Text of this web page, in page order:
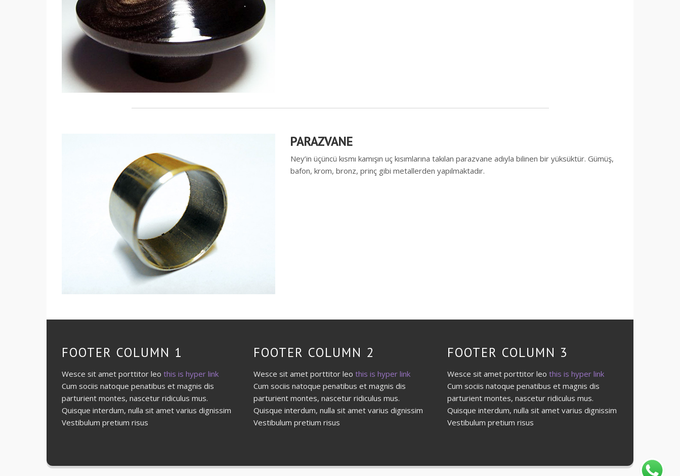
PARAZVANE
Ney’in üçüncü kısmı kamışın uç kısımlarına takılan parazvane adıyla bilinen bir yüksüktür. Gümüş,
bafon, krom, bronz, prinç gibi metallerden yapılmaktadır.
FOOTER COLUMN 1
Wesce sit amet porttitor leo this is hyper link
Cum sociis natoque penatibus et magnis dis
parturient montes, nascetur ridiculus mus.
Quisque interdum, nulla sit amet varius dignissim
Vestibulum pretium risus
FOOTER COLUMN 2
Wesce sit amet porttitor leothis is hyper link
Cum sociis natoque penatibus et magnis dis
parturient montes, nascetur ridiculus mus.
Quisque interdum, nulla sit amet varius dignissim
Vestibulum pretium risus
FOOTER COLUMN 3
Wesce sit amet porttitor leothis is hyper link
Cum sociis natoque penatibus et magnis dis
parturient montes, nascetur ridiculus mus.
Quisque interdum, nulla sit amet varius dignissim
Vestibulum pretium risus